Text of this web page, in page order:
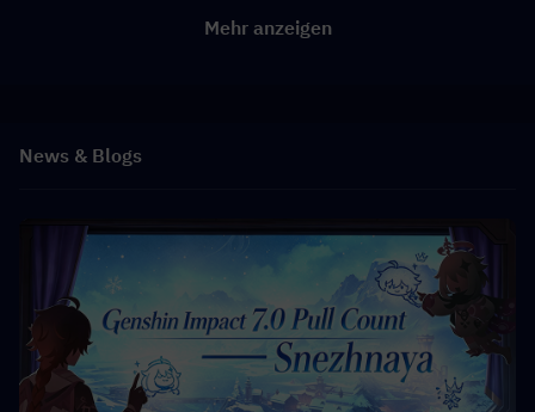
Mehr anzeigen
News & Blogs